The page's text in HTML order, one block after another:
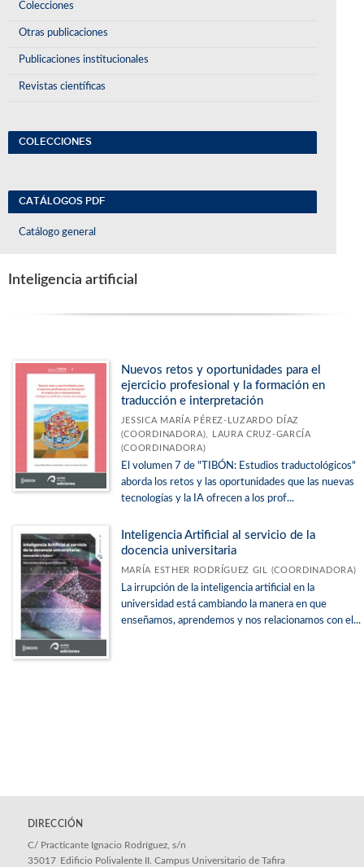
Colecciones
Otras publicaciones
Publicaciones institucionales
Revistas científicas
COLECCIONES
CATÁLOGOS PDF
Catálogo general
Inteligencia artificial
Nuevos retos y oportunidades para el
ejercicio profesional y la formación en
traducción e interpretación
JESSICA MARÍA PÉREZ-LUZARDO DÍAZ
(COORDINADORA), LAURA CRUZ-GARCÍA
(COORDINADORA)
El volumen 7 de "TIBÓN: Estudios traductológicos"
aborda los retos y las oportunidades que las nuevas
tecnologías y la IA ofrecen a los prof...
Inteligencia Artificial al servicio de la
docencia universitaria
MARÍA ESTHER RODRÍGUEZ GIL (COORDINADORA)
La irrupción de la inteligencia artificial en la
universidad está cambiando la manera en que
enseñamos, aprendemos y nos relacionamos con el...
DIRECCIÓN
C/ Practicante Ignacio Rodríguez, s/n
35017 Edificio Polivalente II. Campus Universitario de Tafira